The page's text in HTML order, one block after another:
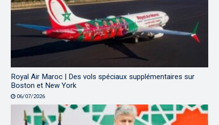
Royal Air Maroc | Des vols spéciaux supplémentaires sur
Boston et New York
06/07/2026